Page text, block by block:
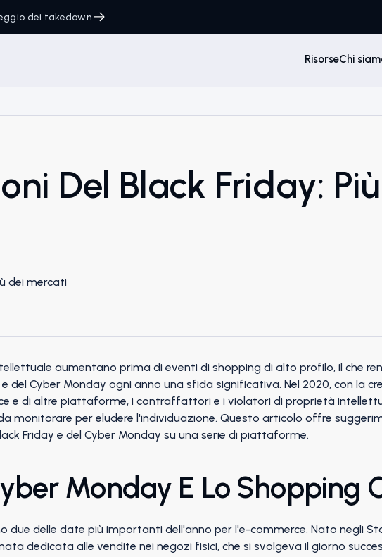
dei takedown
RisorseChi
Del Black Friday:
aumentano prima di eventi di shopping di alto profilo, il che
del Cyber Monday ogni anno una sfida significativa. Nel 2020, con la
e di altre piattaforme, i contraffattori e i violatori di proprietà
monitorare per eludere l'individuazione. Questo articolo offre
Friday e del Cyber Monday su una serie di piattaforme.
Monday E Lo Shopping
due delle date più importanti dell'anno per l'e-commerce. Nato negli
dedicata alle vendite nei negozi fisici, che si svolgeva il giorno